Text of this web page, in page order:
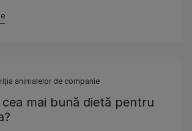
animalelor de companie
cea mai bună dietă pentru